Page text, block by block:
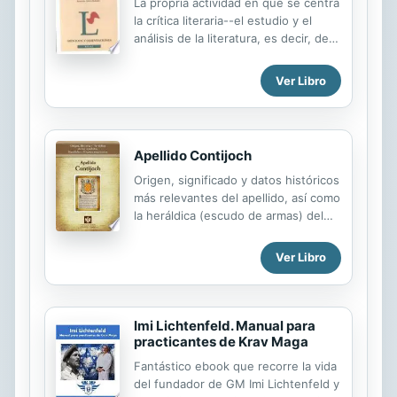
la crítica literaria--el estudio y el
análisis de la literatura, es decir, de la
lenguaje--impide que pueda hallarse
una metodología uníca para discernir
algo tan ámbiguo y tan evanescente
como son los valores estéticos del
hablar de 'literatura' sin un mínimo
conocimiento de la 'actividad crítica':
describir cronológicamente los
métodos y las orientaciones de esta
siglo, con la sola finalidad de valorar
las posibilidades y advertir los...
Ver Libro
Apellido Contijoch
Origen, significado y datos históricos
más relevantes del apellido, así como
la heráldica (escudo de armas) del
edición de todas nuestras láminas
nos regimos por un estricto
protocolo cuya finalidad es la de
garantizar la veracidad y utilidad de la
información. Incluye descripción y
simbolismo de los principales
heráldicas.
Ver Libro
Imi Lichtenfeld. Manual para
practicantes de Krav Maga
Fantástico ebook que recorre la vida
del fundador de GM Imi Lichtenfeld y